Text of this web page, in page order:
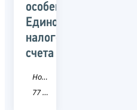
особенностях
Единого
налогового
счета
Новость
77 город Москва